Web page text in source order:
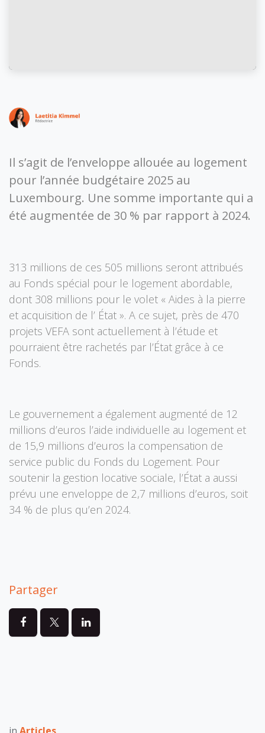
Il s’agit de l’enveloppe allouée au logement
pour l’année budgétaire 2025 au
Luxembourg. Une somme importante qui a
été augmentée de 30 % par rapport à 2024.
313 millions de ces 505 millions seront attribués
au Fonds spécial pour le logement abordable,
dont 308 millions pour le volet « Aides à la pierre
et acquisition de l’ État ». A ce sujet, près de 470
projets VEFA sont actuellement à l’étude et
pourraient être rachetés par l’État grâce à ce
Fonds.
Le gouvernement a également augmenté de 12
millions d’euros l’aide individuelle au logement et
de 15,9 millions d’euros la compensation de
service public du Fonds du Logement. Pour
soutenir la gestion locative sociale, l’État a aussi
prévu une enveloppe de 2,7 millions d’euros, soit
34 % de plus qu’en 2024.
Partager